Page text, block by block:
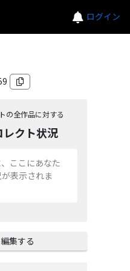
ログイン
の全作品に対する
レクト状況
ここにあなた
表示されま
集する